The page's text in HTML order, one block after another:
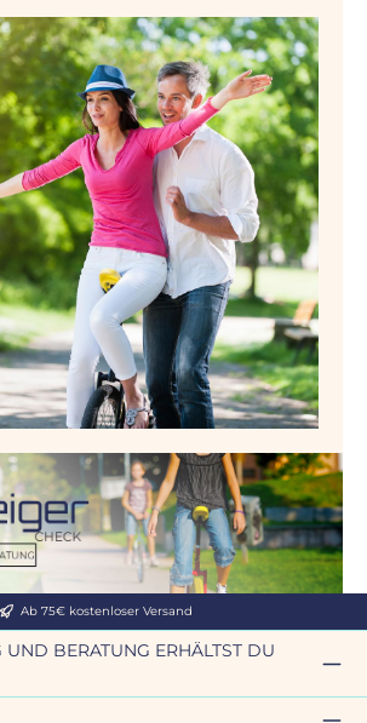
Ab 75€ kostenloser Versand
UND BERATUNG ERHÄLTST DU